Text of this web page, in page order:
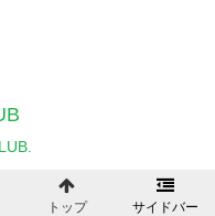
トップ サイドバー